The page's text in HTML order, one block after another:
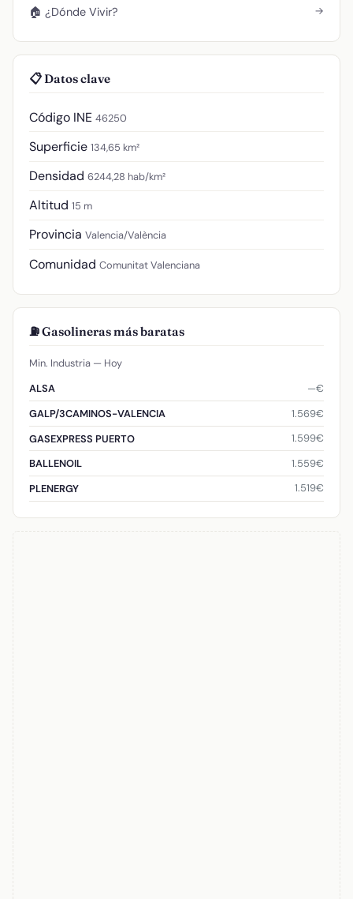
🏠 ¿Dónde Vivir? →
📋 Datos clave
Código INE 46250
Superficie 134,65 km²
Densidad 6244,28 hab/km²
Altitud 15 m
Provincia Valencia/València
Comunidad Comunitat Valenciana
⛽ Gasolineras más baratas
Min. Industria — Hoy
ALSA
—€
GALP/3CAMINOS-VALENCIA
1.569€
GASEXPRESS PUERTO
1.599€
BALLENOIL
1.559€
PLENERGY
1.519€